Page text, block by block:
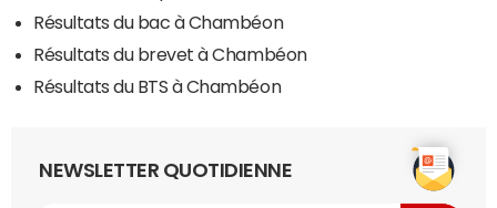
Résultats du bac à Chambéon
Résultats du brevet à Chambéon
Résultats du BTS à Chambéon
NEWSLETTER QUOTIDIENNE